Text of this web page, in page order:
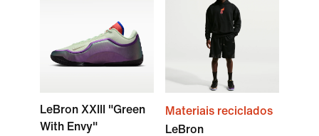
LeBron XXIII "Green
With Envy"
Materiais reciclados
LeBron